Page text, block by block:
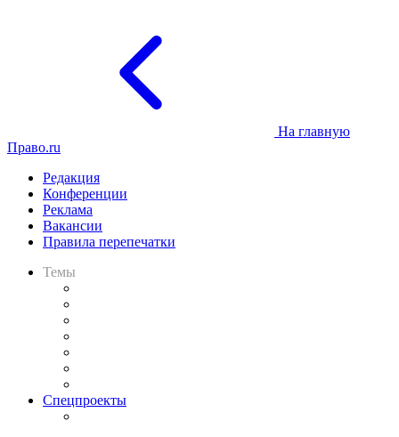
На главную
Право.ru
Редакция
Конференции
Реклама
Вакансии
Правила перепечатки
Темы
Спецпроекты